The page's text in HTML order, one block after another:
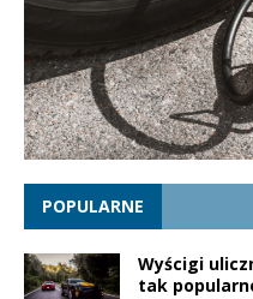
POPULARNE
Wyścigi
tak